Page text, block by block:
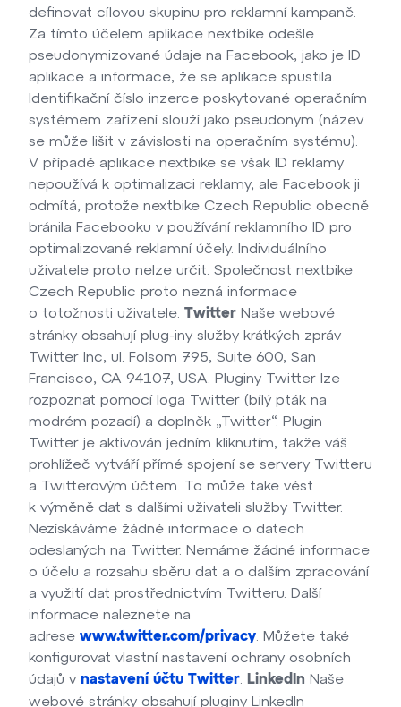
definovat cílovou skupinu pro reklamní kampaně.
Za tímto účelem aplikace nextbike odešle
pseudonymizované údaje na Facebook, jako je ID
aplikace a informace, že se aplikace spustila.
Identifikační číslo inzerce poskytované operačním
systémem zařízení slouží jako pseudonym (název
se může lišit v závislosti na operačním systému).
V případě aplikace nextbike se však ID reklamy
nepoužívá k optimalizaci reklamy, ale Facebook ji
odmítá, protože nextbike Czech Republic obecně
bránila Facebooku v používání reklamního ID pro
optimalizované reklamní účely. Individuálního
uživatele proto nelze určit. Společnost nextbike
Czech Republic proto nezná informace
o totožnosti uživatele. Twitter Naše webové
stránky obsahují plug-iny služby krátkých zpráv
Twitter Inc, ul. Folsom 795, Suite 600, San
Francisco, CA 94107, USA. Pluginy Twitter lze
rozpoznat pomocí loga Twitter (bílý pták na
modrém pozadí) a doplněk „Twitter“. Plugin
Twitter je aktivován jedním kliknutím, takže váš
prohlížeč vytváří přímé spojení se servery Twitteru
a Twitterovým účtem. To může take vést
k výměně dat s dalšími uživateli služby Twitter.
Nezískáváme žádné informace o datech
odeslaných na Twitter. Nemáme žádné informace
o účelu a rozsahu sběru dat a o dalším zpracování
a využití dat prostřednictvím Twitteru. Další
informace naleznete na
adrese www.twitter.com/privacy . Můžete také
konfigurovat vlastní nastavení ochrany osobních
údajů v nastavení účtu Twitter LinkedIn Naše
webové stránky obsahují pluginy LinkedIn